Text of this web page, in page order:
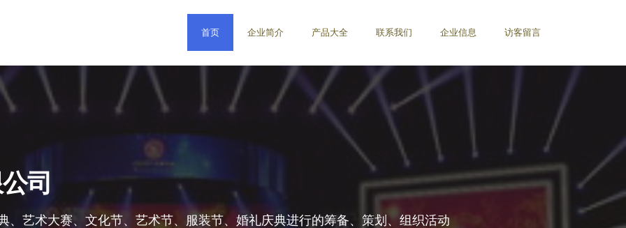
首页 企业简介 产品大全 联系我们 企业信息 访客留言
司
、艺术大赛、文化节、艺术节、服装节、婚礼庆典进行的筹备、策划、组织活动